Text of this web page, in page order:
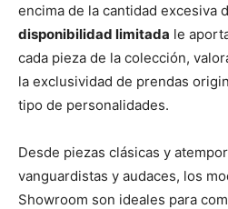
encima de la cantidad excesiva
disponibilidad limitada le
cada pieza de la colección,
la exclusividad de prendas
tipo de personalidades.
Desde piezas clásicas y
vanguardistas y audaces, los
Showroom son ideales para